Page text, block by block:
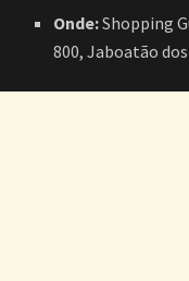
Onde:Shopping
800, Jaboatão